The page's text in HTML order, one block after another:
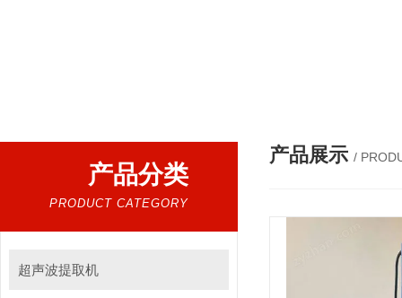
产品分类
PRODUCT CATEGORY
超声波提取机
产品展示 /